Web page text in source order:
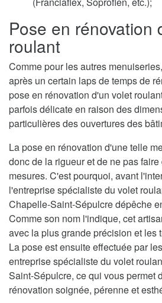
Pose en rénovation
roulant
Comme pour les autres
après un certain laps de temps de
pose en rénovation d'un volet
parfois délicate en raison des
particulières des ouvertures des
La pose en rénovation d'une telle
donc de la rigueur et de ne pas
mesures. C'est pourquoi, avant
l'entreprise spécialiste du volet
Chapelle-Saint-Sépulcre dépêche
Comme son nom l'indique, cet
avec la plus grande précision et les
La pose est ensuite effectuée par
entreprise spécialiste du volet
Saint-Sépulcre, ce qui vous permet
rénovation soignée, pérenne et